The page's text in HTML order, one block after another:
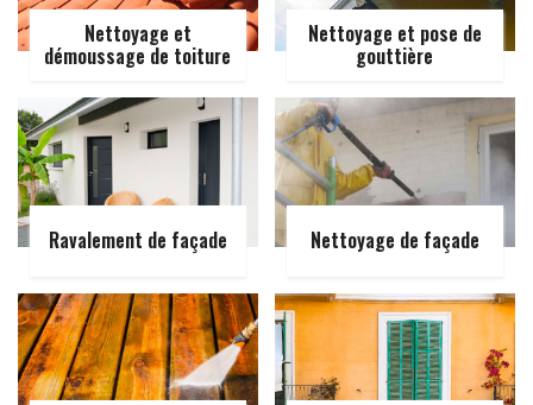
Nettoyage et
démoussage de toiture
Nettoyage et pose de
gouttière
Ravalement de façade Nettoyage de façade